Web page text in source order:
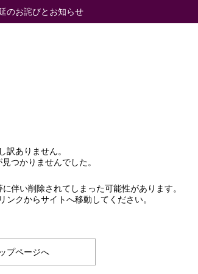
のお詫びとお知らせ
訳ありません。
つかりませんでした。
伴い削除されてしまった可能性があります。
ンクからサイトへ移動してください。
プページへ